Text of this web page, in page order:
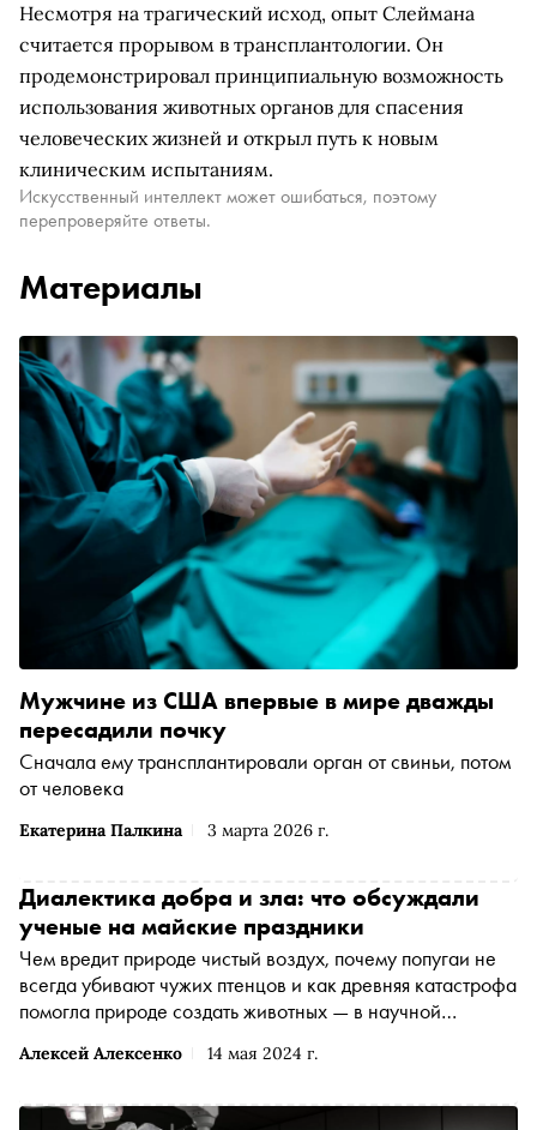
Несмотря на трагический исход, опыт Слеймана
считается прорывом в трансплантологии. Он
продемонстрировал принципиальную возможность
использования животных органов для спасения
человеческих жизней и открыл путь к новым
клиническим испытаниям.
Искусственный интеллект может ошибаться, поэтому
перепроверяйте ответы.
Материалы
Екатерина Палкина 3 марта 2026 г.
Мужчине из США впервые в мире дважды
пересадили почку
Сначала ему трансплантировали орган от свиньи, потом
от человека
Алексей Алексенко 14 мая 2024 г.
Диалектика добра и зла: что обсуждали
ученые на майские праздники
Чем вредит природе чистый воздух, почему попугаи не
всегда убивают чужих птенцов и как древняя катастрофа
помогла природе создать животных — в научной